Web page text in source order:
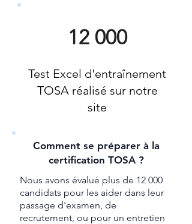
12 000
Test Excel d'entraînement
TOSA réalisé sur notre
site
Comment se préparer à la
certification TOSA ?
Nous avons évalué plus de 12 000
candidats pour les aider dans leur
passage d'examen, de
recrutement, ou pour un entretien